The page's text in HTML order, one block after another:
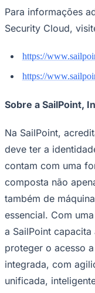
Bundesliga
Mundial 2026
Para informações
Security Cloud,
https://
https://
Sobre a SailPoint,
Na SailPoint,
deve ter a
contam com uma
composta não
também de
essencial. Com
a SailPoint
proteger o acesso
integrada, com
unificada,